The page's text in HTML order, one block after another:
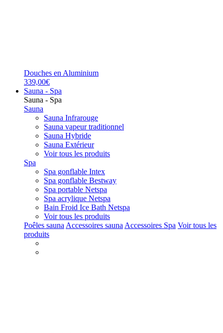
Douches en Aluminium
339,00€
Sauna - Spa
Sauna - Spa
Sauna
Sauna Infrarouge
Sauna vapeur traditionnel
Sauna Hybride
Sauna Extérieur
Voir tous les produits
Spa
Spa gonflable Intex
Spa gonflable Bestway
Spa portable Netspa
Spa acrylique Netspa
Bain Froid Ice Bath Netspa
Voir tous les produits
Poêles sauna Accessoires sauna Accessoires Spa Voir tous les
produits